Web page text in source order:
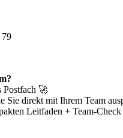
79
Postfach 🚀
direkt mit Ihrem Team
Leitfaden + Team-